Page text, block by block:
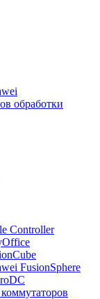
обработки
Controller
FusionSphere